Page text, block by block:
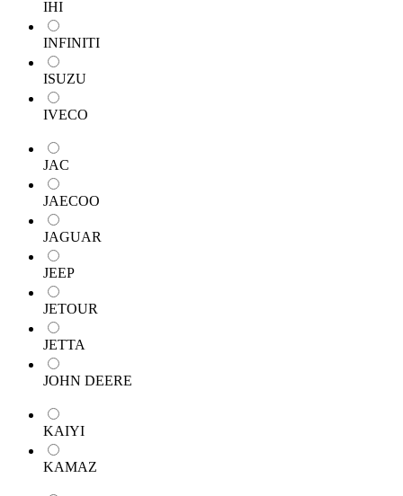
IHI
INFINITI
ISUZU
IVECO
JAC
JAECOO
JAGUAR
JEEP
JETOUR
JETTA
JOHN DEERE
KAIYI
KAMAZ